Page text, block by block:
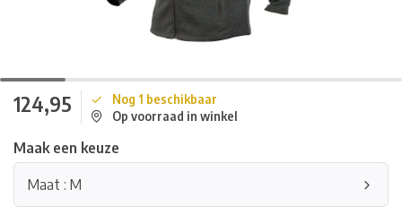
124,95
Nog 1 beschikbaar
Op voorraad in winkel
Maak een keuze
Maat : M